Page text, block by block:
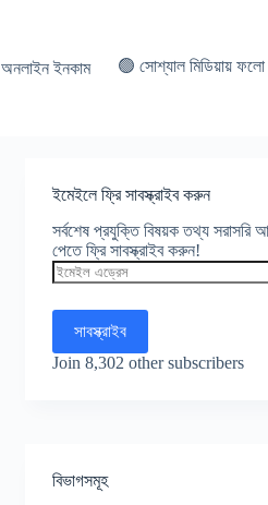
অনলাইন ইনকাম 🟢 সোশ্যাল মিডিয়ায়
ইমেইলে ফ্রি সাবস্ক্রাইব করুন
সর্বশেষ প্রযুক্তি বিষয়ক তথ্য সরাসরি
পেতে ফ্রি সাবস্ক্রাইব করুন!
ইমেইল
এড্রেস
সাবস্ক্রাইব
Join 8,302 other subscribers
বিভাগসমূহ